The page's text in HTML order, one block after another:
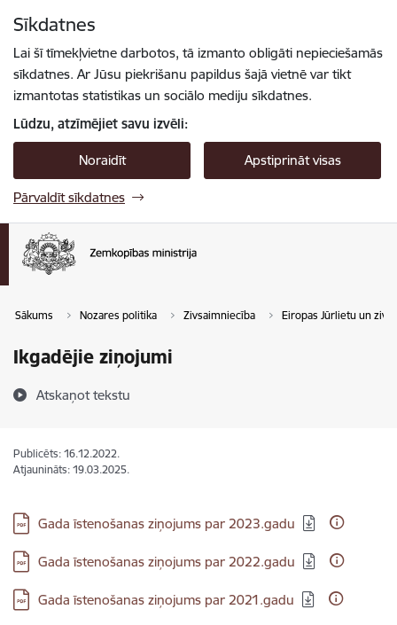
Sīkdatnes
Lai šī tīmekļvietne darbotos, tā izmanto obligāti nepieciešamās
sīkdatnes. Ar Jūsu piekrišanu papildus šajā vietnē var tikt
izmantotas statistikas un sociālo mediju sīkdatnes.
Lūdzu, atzīmējiet savu izvēli:
Noraidīt Apstiprināt visas
Pārvaldīt sīkdatnes
Sākums Nozares politika Zivsaimniecība Eiropas Jūrlietu un
Ikgadējie ziņojumi
Atskaņot tekstu
Publicēts: 16.12.2022.
Atjaunināts: 19.03.2025.
Lejupielādēt:
Gada īstenošanas ziņojums par 2023.gadu
Lejupielādēt:
Gada īstenošanas ziņojums par 2022.gadu
Lejupielādēt:
Gada īstenošanas ziņojums par 2021.gadu